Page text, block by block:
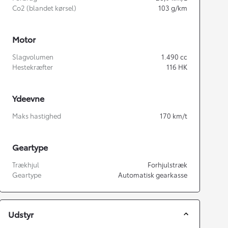
Co2 (blandet kørsel)
103 g/km
Motor
Slagvolumen 1.490 cc
Hestekræfter
116 HK
Ydeevne
Maks hastighed 170 km/t
Geartype
Trækhjul
Forhjulstræk
Geartype
Automatisk gearkasse
Udstyr